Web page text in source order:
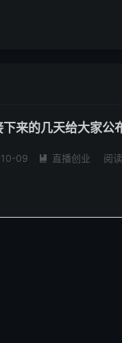
来的几天给大家公
09  直播创业 阅